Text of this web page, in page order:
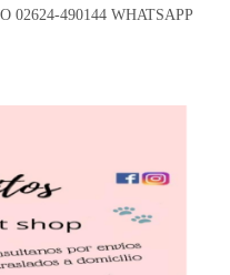
02624-490144 WHATSAPP